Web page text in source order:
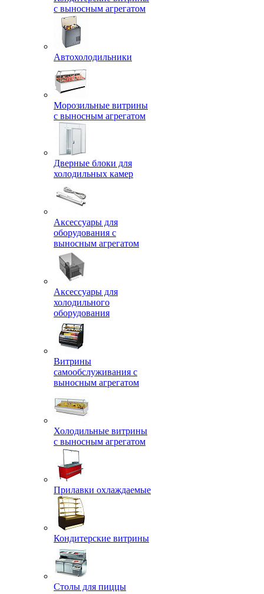
с выносным агрегатом
Автохолодильники
Морозильные витрины
с выносным агрегатом
Дверные блоки для
холодильных камер
Аксессуары для
оборудования с
выносным агрегатом
Аксессуары для
холодильного
оборудования
Витрины
самообслуживания с
выносным агрегатом
Холодильные витрины
с выносным агрегатом
Прилавки охлаждаемые
Кондитерские витрины
Столы для пиццы